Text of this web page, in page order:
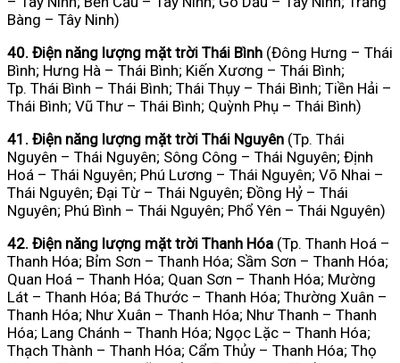
Bàng – Tây Ninh)
40. Điện năng lượng mặt trời Thái Bình (Đông Hưng – Thái
Bình; Hưng Hà – Thái Bình; Kiến Xương – Thái Bình;
Tp. Thái Bình – Thái Bình; Thái Thụy – Thái Bình; Tiền Hải –
Thái Bình; Vũ Thư – Thái Bình; Quỳnh Phụ – Thái Bình)
41. Điện năng lượng mặt trời Thái Nguyên (Tp. Thái
Nguyên – Thái Nguyên; Sông Công – Thái Nguyên; Định
Hoá – Thái Nguyên; Phú Lương – Thái Nguyên; Võ Nhai –
Thái Nguyên; Đại Từ – Thái Nguyên; Đồng Hỷ – Thái
Nguyên; Phú Bình – Thái Nguyên; Phổ Yên – Thái Nguyên)
42. Điện năng lượng mặt trời Thanh Hóa (Tp. Thanh Hoá –
Thanh Hóa; Bỉm Sơn – Thanh Hóa; Sầm Sơn – Thanh Hóa;
Quan Hoá – Thanh Hóa; Quan Sơn – Thanh Hóa; Mường
Lát – Thanh Hóa; Bá Thước – Thanh Hóa; Thường Xuân –
Thanh Hóa; Như Xuân – Thanh Hóa; Như Thanh – Thanh
Hóa; Lang Chánh – Thanh Hóa; Ngọc Lặc – Thanh Hóa;
Thạch Thành – Thanh Hóa; Cẩm Thủy – Thanh Hóa; Thọ